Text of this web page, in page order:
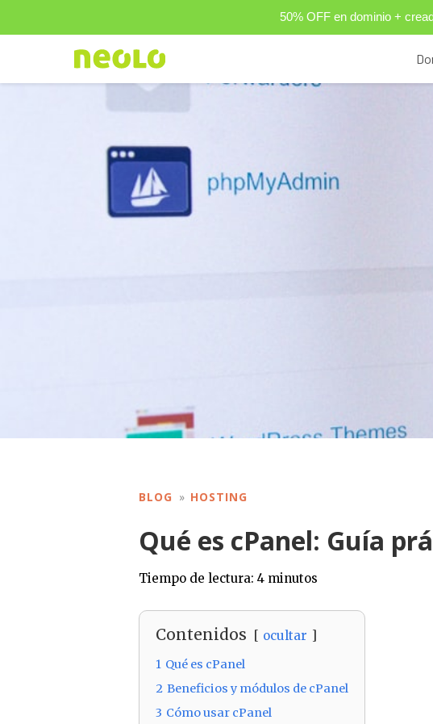
50% OFF en dominio +
BLOG HOSTING
Qué es cPanel: Guía
Tiempo de lectura: 4 minutos
Contenidos ocultar
1 Qué es cPanel
2 Beneficios y módulos de cPanel
3 Cómo usar cPanel